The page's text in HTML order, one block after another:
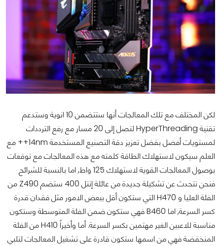
لكن المختلف مع تلك المعالجات أنها ستتضمن 10 انوية وستدعم
تقنية HyperThreading لتصل إلى 20 مسار مع رفع الترددات
لمستويات أفضل بفضل تعزيز دقة التصنيع المستخدمة 14nm++ مع
العلم سيكون لاستهلاك الطاقة كلمته مع هذه المعالجات مع توقعات
بوصول المعالجات القوية لاستهلاك 125 واط, اما بالنسبة للشرائح
فنحن نتحدث عن تشكيلة جديدة من عائلة إنتل 400 ستضم Z490 من
الفئة العليا و H470 التي ستكون أقل ببعض الامور مثل فقدان قدرة
كسر السرعة, اما B460 فهي ستكون ضمن الفئة المتوسطة وستكون
مناسبة للاعبين الغير مهتمين بكسر السرعة. أما وأخيراً H410 من الفئة
المنخفضة فهي من اسمها ستكون قادرة على تشغيل المعالجات لتلبي